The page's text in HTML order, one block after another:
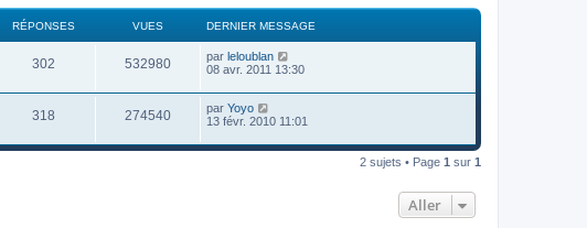
RÉPONSES VUES DERNIER MESSAGE
302 532980 par leloublan
08 avr. 2011 13:30
318 274540 par Yoyo
13 févr. 2010 11:01
2 sujets • Page 1 sur 1
Aller